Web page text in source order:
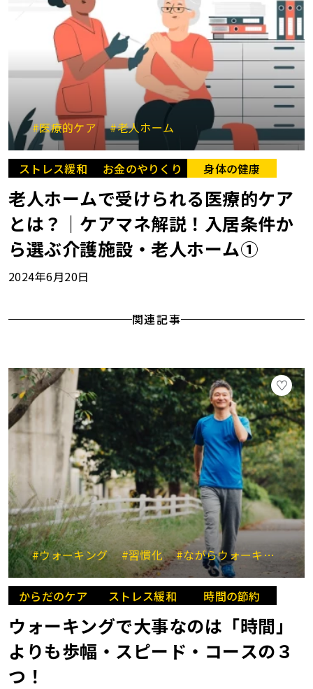
#医療的ケア #老人ホーム
ストレス緩和 お金のやりくり 身体の健康
老人ホームで受けられる医療的ケア
とは？｜ケアマネ解説！入居条件か
ら選ぶ介護施設・老人ホーム①
2024年6月20日
関連記事
#ウォーキング #習慣化 #ながらウォーキング #
からだのケア ストレス緩和 時間の節約
ウォーキングで大事なのは「時間」
よりも歩幅・スピード・コースの３
つ！